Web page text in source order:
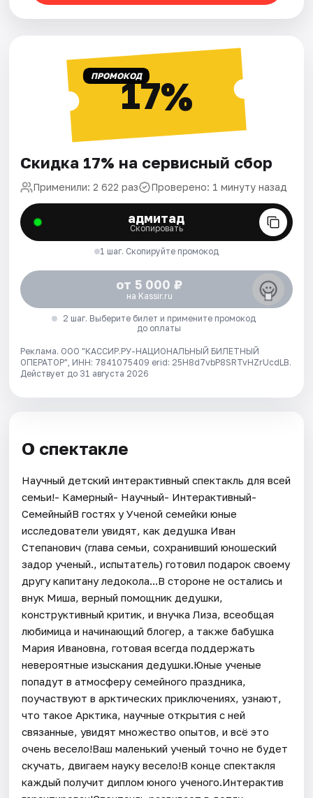
ПРОМОКОД17%
Скидка 17% на сервисный сбор
Применили: 2 622 раз Проверено: 1 минуту назад
адмитад
Скопировать
1 шаг. Скопируйте промокод
от 5 000 ₽
на Kassir.ru
2 шаг. Выберите билет и примените промокод
до оплаты
Реклама. ООО "КАССИР.РУ-НАЦИОНАЛЬНЫЙ БИЛЕТНЫЙ
ОПЕРАТОР", ИНН: 7841075409 erid: 25H8d7vbP8SRTvHZrUcdLB.
Действует до 31 августа 2026
О спектакле
Научный детский интерактивный спектакль для всей
семьи!- Камерный- Научный- Интерактивный-
СемейныйВ гостях у Ученой семейки юные
исследователи увидят, как дедушка Иван
Степанович (глава семьи, сохранивший юношеский
задор ученый., испытатель) готовил подарок своему
другу капитану ледокола...В стороне не остались и
внук Миша, верный помощник дедушки,
конструктивный критик, и внучка Лиза, всеобщая
любимица и начинающий блогер, а также бабушка
Мария Ивановна, готовая всегда поддержать
невероятные изыскания дедушки.Юные ученые
попадут в атмосферу семейного праздника,
поучаствуют в арктических приключениях, узнают,
что такое Арктика, научные открытия с ней
связанные, увидят множество опытов, и всё это
очень весело!Ваш маленький ученый точно не будет
скучать, двигаем науку весело!В конце спектакля
каждый получит диплом юного ученого.Интерактив